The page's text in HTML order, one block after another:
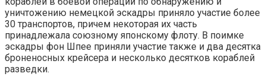
уничтожению немецкой эскадры приняло участие более
30 транспортов, причем некоторая их часть
принадлежала союзному японскому флоту. В поимке
эскадры фон Шпее приняли участие также и два десятка
броненосных крейсера и несколько десятков кораблей
разведки.